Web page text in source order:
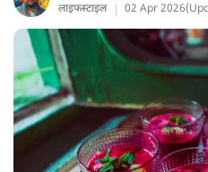
लाइफस्टाइल 02 Apr 2026(